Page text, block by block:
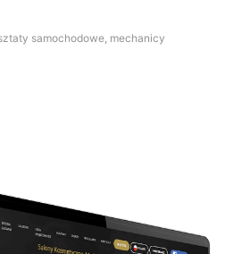
samochodowe, mechanicy